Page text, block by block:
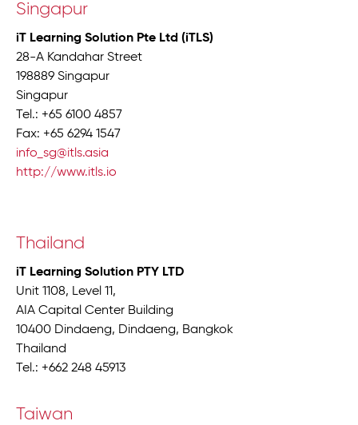
Singapur
iT Learning Solution Pte Ltd (iTLS)
28-A Kandahar Street
198889 Singapur
Singapur
Tel.: +65 6100 4857
Fax: +65 6294 1547
info_sg@itls.asia
http://www.itls.io
Thailand
iT Learning Solution PTY LTD
Unit 1108, Level 11,
AIA Capital Center Building
10400 Dindaeng, Dindaeng, Bangkok
Thailand
Tel.: +662 248 45913
Taiwan